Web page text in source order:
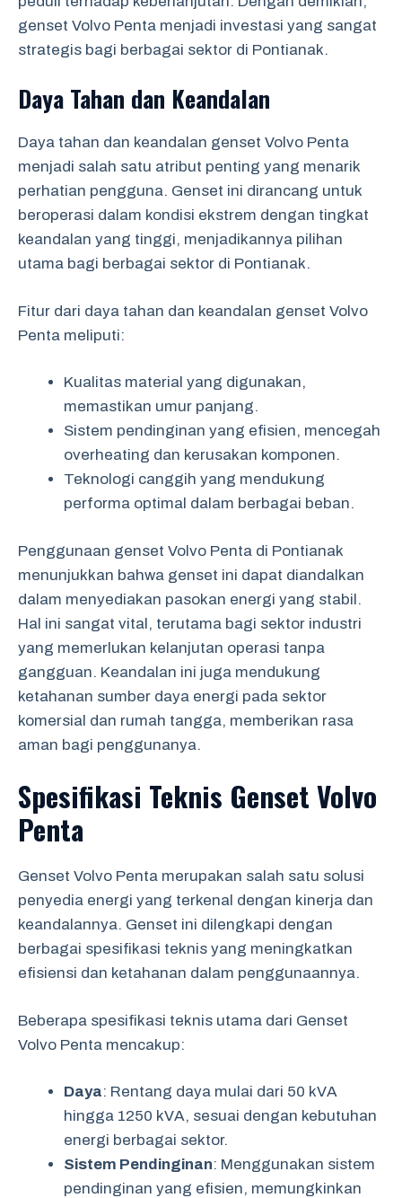
genset Volvo Penta menjadi investasi yang sangat
strategis bagi berbagai sektor di Pontianak.
Daya Tahan dan Keandalan
Daya tahan dan keandalan genset Volvo Penta
menjadi salah satu atribut penting yang menarik
perhatian pengguna. Genset ini dirancang untuk
beroperasi dalam kondisi ekstrem dengan tingkat
keandalan yang tinggi, menjadikannya pilihan
utama bagi berbagai sektor di Pontianak.
Fitur dari daya tahan dan keandalan genset Volvo
Penta meliputi:
Kualitas material yang digunakan,
memastikan umur panjang.
Sistem pendinginan yang efisien, mencegah
overheating dan kerusakan komponen.
Teknologi canggih yang mendukung
performa optimal dalam berbagai beban.
Penggunaan genset Volvo Penta di Pontianak
menunjukkan bahwa genset ini dapat diandalkan
dalam menyediakan pasokan energi yang stabil.
Hal ini sangat vital, terutama bagi sektor industri
yang memerlukan kelanjutan operasi tanpa
gangguan. Keandalan ini juga mendukung
ketahanan sumber daya energi pada sektor
komersial dan rumah tangga, memberikan rasa
aman bagi penggunanya.
Spesifikasi Teknis Genset Volvo
Penta
Genset Volvo Penta merupakan salah satu solusi
penyedia energi yang terkenal dengan kinerja dan
keandalannya. Genset ini dilengkapi dengan
berbagai spesifikasi teknis yang meningkatkan
efisiensi dan ketahanan dalam penggunaannya.
Beberapa spesifikasi teknis utama dari Genset
Volvo Penta mencakup:
Daya: Rentang daya mulai dari 50 kVA
hingga 1250 kVA, sesuai dengan kebutuhan
energi berbagai sektor.
Sistem Pendinginan: Menggunakan sistem
pendinginan yang efisien, memungkinkan